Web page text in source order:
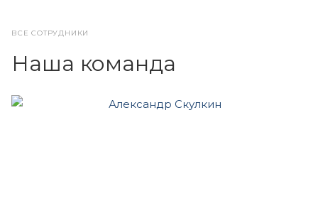
ВСЕ СОТРУДНИКИ
Наша команда